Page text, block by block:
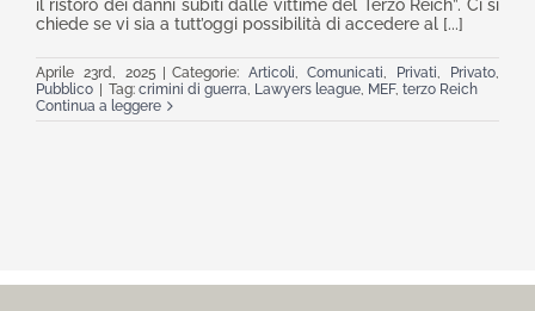
il ristoro dei danni subiti dalle vittime del Terzo Reich”. Ci si
chiede se vi sia a tutt’oggi possibilità di accedere al [...]
Aprile 23rd, 2025 Categorie: Articoli,Comunicati, Privati, Privato,
Pubblico
Tag: crimini di guerra, Lawyers league, MEF, terzo Reich
Continua a leggere